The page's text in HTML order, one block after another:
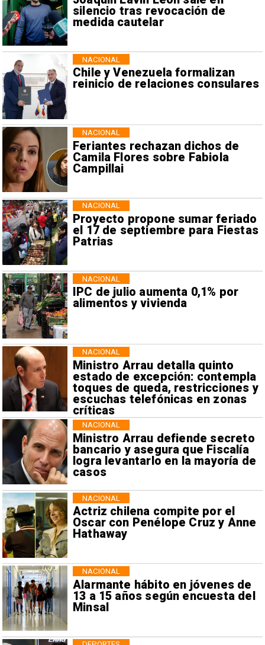
silencio tras revocación de
medida cautelar
Chile y Venezuela formalizan
reinicio de relaciones consulares
NACIONAL
Feriantes rechazan dichos de
Camila Flores sobre Fabiola
Campillai
NACIONAL
Proyecto propone sumar feriado
el 17 de septiembre para Fiestas
Patrias
NACIONAL
IPC de julio aumenta 0,1% por
alimentos y vivienda
NACIONAL
Ministro Arrau detalla quinto
estado de excepción: contempla
toques de queda, restricciones y
escuchas telefónicas en zonas
críticas
NACIONAL
Ministro Arrau defiende secreto
bancario y asegura que Fiscalía
logra levantarlo en la mayoría de
casos
NACIONAL
Actriz chilena compite por el
Oscar con Penélope Cruz y Anne
Hathaway
NACIONAL
Alarmante hábito en jóvenes de
13 a 15 años según encuesta del
Minsal
NACIONAL